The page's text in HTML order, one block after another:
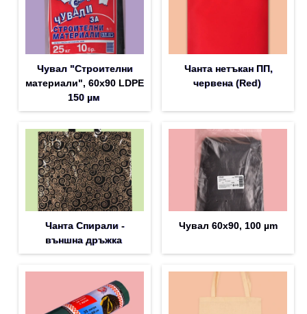
Чувал "Строителни
материали", 60х90 LDPE
150 µм
Чанта нетъкан ПП,
червена (Rеd)
Чанта Спирали -
външна дръжка
Чувал 60х90, 100 µm